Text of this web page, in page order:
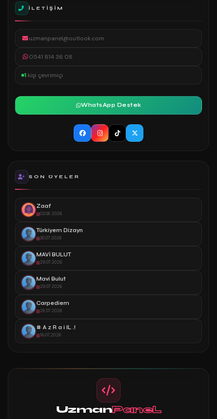
İLETIŞIM
uzmanpanel@outlook.com
0541 814 36 08
1 kişi çevrimiçi
WhatsApp Destek
SON ÜYELER
Zaaf
03.08.2026
Türkiyem Dizayn
30.07.2026
MAVİ BULUT
29.07.2026
Mavi Bulut
29.07.2026
Carpediem
28.07.2026
# A z R a i lL .!
16.07.2026
UzmanPaneL